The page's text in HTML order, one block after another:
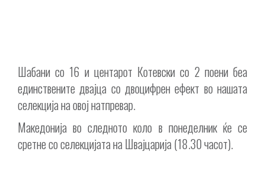
Шабани со 16 и центарот Котевски со 2 поени беа
единствените двајца со двоцифрен ефект во нашата
селекција на овој натпревар.
Македонија во следното коло в понеделник ќе се
сретне со селекцијата на Швајцарија (18.30 часот).